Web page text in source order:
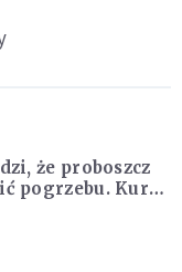
że proboszcz
pogrzebu. Kuria